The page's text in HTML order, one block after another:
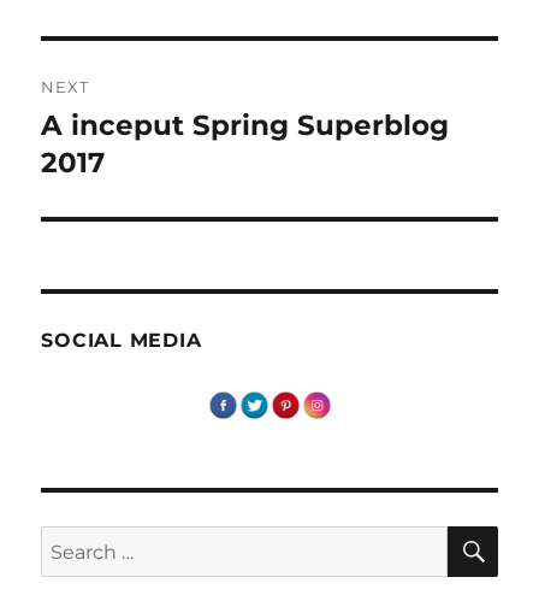
NEXT
Next
post:
A inceput Spring Superblog
2017
SOCIAL MEDIA
Search
for: